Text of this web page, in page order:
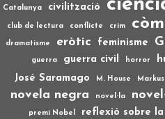
Catalunya civilització
club de lectura conflicte crim
dramatisme eròtic feminisme
guerra guerra civil horror
José Saramago
M. House
novela negra novel·la
premi Nobel reflexió sobre